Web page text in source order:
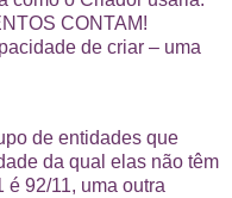
CONTAM!
de criar – uma
de entidades que
da qual elas não têm
é 92/11, uma outra